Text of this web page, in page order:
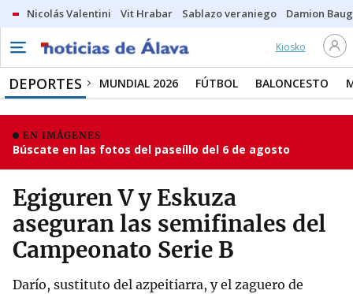
Nicolás Valentini Vit Hrabar Sablazo veraniego Damion
Kiosko
DEPORTES MUNDIAL 2026 FÚTBOL BALONCESTO
EN IMÁGENES
Búscate en las fotos del paseíllo del 6 de agosto
Egiguren V y Eskuza
aseguran las semifinales del
Campeonato Serie B
Darío, sustituto del azpeitiarra, y el zaguero de